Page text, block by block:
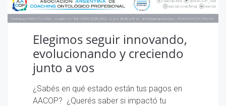
Elegimos seguir innovando,
evolucionando y creciendo
junto a vos
¿Sabés en qué estado están tus pagos en
AACOP? ¿Querés saber si impactó tu